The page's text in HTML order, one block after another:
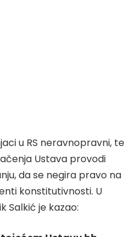
u RS neravnopravni, te
Ustava provodi
da se negira pravo na
konstitutivnosti. U
Salkić je kazao: